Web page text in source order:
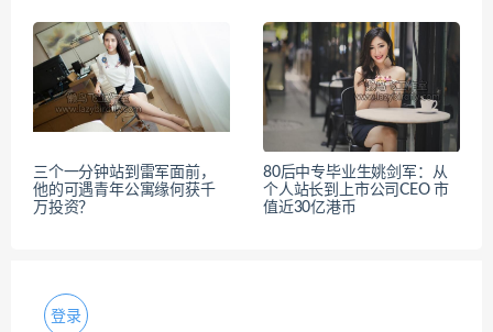
三个一分钟站到雷军面前，
他的可遇青年公寓缘何获千
万投资？
80后中专毕业生姚剑军：从
个人站长到上市公司CEO 市
值近30亿港币
登录